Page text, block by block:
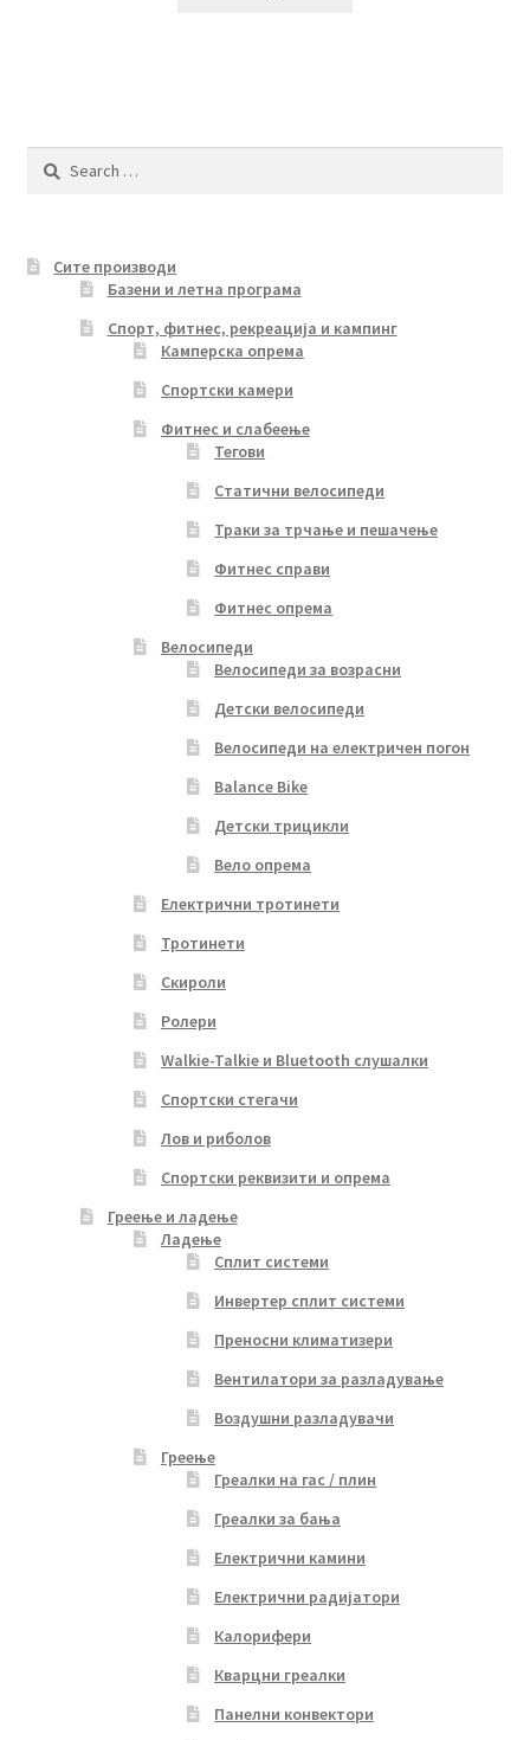
options
product
Search
Сите производи
Базени и летна програма
Спорт, фитнес, рекреација и кампинг
Камперска опрема
Спортски камери
Фитнес и слабеење
Тегови
Статични велосипеди
Траки за трчање и пешачење
Фитнес справи
Фитнес опрема
Велосипеди
Велосипеди за возрасни
Детски велосипеди
Велосипеди на електричен погон
Balance Bike
Детски трицикли
Вело опрема
Електрични тротинети
Тротинети
Скироли
Ролери
Walkie-Talkie и Bluetooth слушалки
Спортски стегачи
Лов и риболов
Спортски реквизити и опрема
Греење и ладење
Ладење
Сплит системи
Инвертер сплит системи
Преносни климатизери
Вентилатори за разладување
Воздушни разладувачи
Греење
Греалки на гас / плин
Греалки за бања
Електрични камини
Електрични радијатори
Калорифери
Кварцни греалки
Панелни конвектори